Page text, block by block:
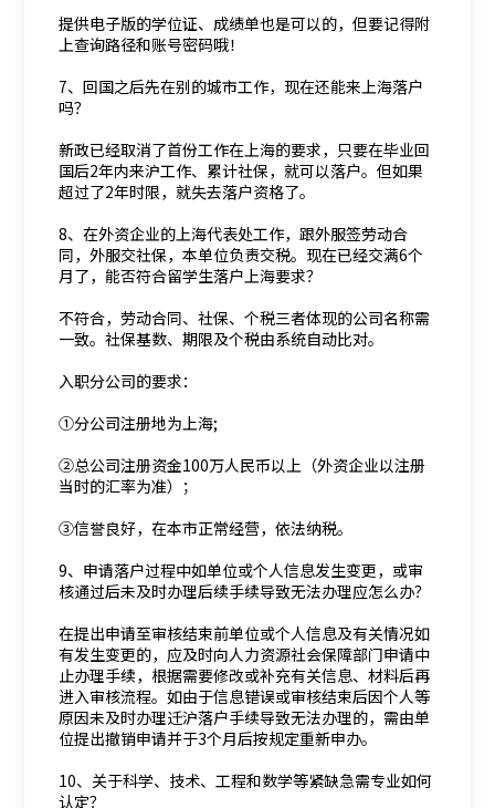
提供电子版的学位证、成绩单也是可以的，但要记得附
上查询路径和账号密码哦！
7、回国之后先在别的城市工作，现在还能来上海落户
吗？
新政已经取消了首份工作在上海的要求，只要在毕业回
国后2年内来沪工作、累计社保，就可以落户。但如果
超过了2年时限，就失去落户资格了。
8、在外资企业的上海代表处工作，跟外服签劳动合
同，外服交社保，本单位负责交税。现在已经交满6个
月了，能否符合留学生落户上海要求？
不符合，劳动合同、社保、个税三者体现的公司名称需
一致。社保基数、期限及个税由系统自动比对。
入职分公司的要求：
①分公司注册地为上海;
②总公司注册资金100万人民币以上（外资企业以注册
当时的汇率为准）；
③信誉良好，在本市正常经营，依法纳税。
9、申请落户过程中如单位或个人信息发生变更，或审
核通过后未及时办理后续手续导致无法办理应怎么办？
在提出申请至审核结束前单位或个人信息及有关情况如
有发生变更的，应及时向人力资源社会保障部门申请中
止办理手续，根据需要修改或补充有关信息、材料后再
进入审核流程。如由于信息错误或审核结束后因个人等
原因未及时办理迁沪落户手续导致无法办理的，需由单
位提出撤销申请并于3个月后按规定重新申办。
10、关于科学、技术、工程和数学等紧缺急需专业如何
认定？